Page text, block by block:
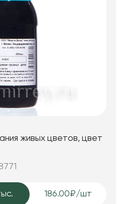
живых цветов, цвет
186.00₽/шт